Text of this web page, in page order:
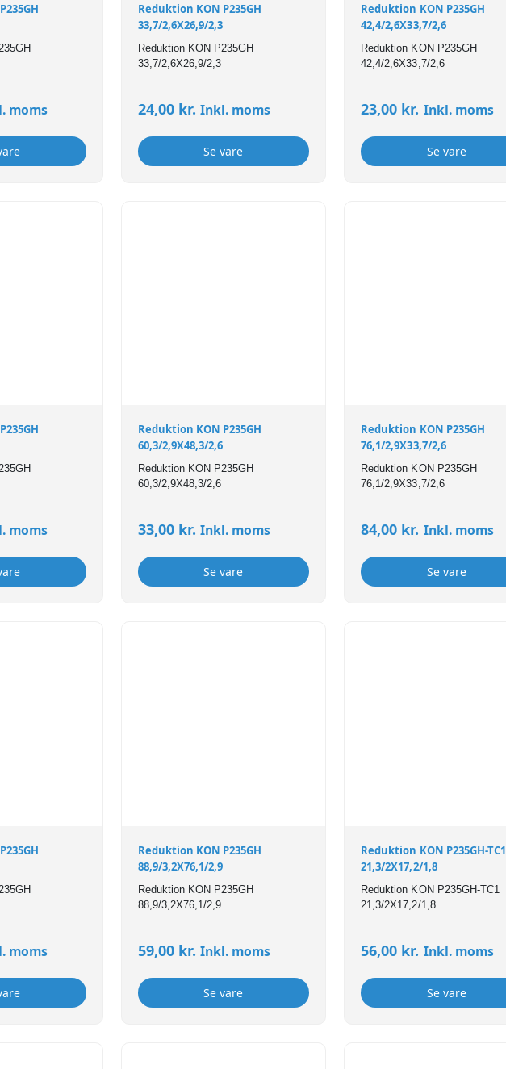
moms
Reduktion KON P235GH
33,7/2,6X26,9/2,3
Reduktion KON P235GH
33,7/2,6X26,9/2,3
24,00 kr. Inkl. moms
Se vare
Reduktion KON P235GH
42,4/2,6X33,7/2,6
Reduktion KON P235GH
42,4/2,6X33,7/2,6
23,00 kr. Inkl. moms
Se vare
moms
Reduktion KON P235GH
60,3/2,9X48,3/2,6
Reduktion KON P235GH
60,3/2,9X48,3/2,6
33,00 kr. Inkl. moms
Se vare
Reduktion KON P235GH
76,1/2,9X33,7/2,6
Reduktion KON P235GH
76,1/2,9X33,7/2,6
84,00 kr. Inkl. moms
Se vare
moms
Reduktion KON P235GH
88,9/3,2X76,1/2,9
Reduktion KON P235GH
88,9/3,2X76,1/2,9
59,00 kr. Inkl. moms
Se vare
Reduktion KON P235GH-TC1
21,3/2X17,2/1,8
Reduktion KON P235GH-TC1
21,3/2X17,2/1,8
56,00 kr. Inkl. moms
Se vare